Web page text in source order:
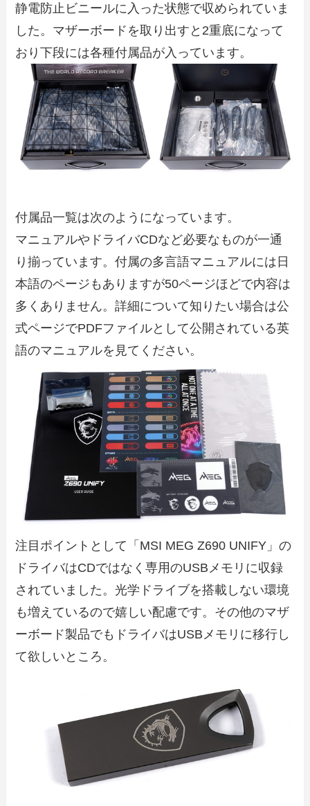
静電防止ビニールに入った状態で収められていま
した。マザーボードを取り出すと2重底になって
おり下段には各種付属品が入っています。
付属品一覧は次のようになっています。
マニュアルやドライバCDなど必要なものが一通
り揃っています。付属の多言語マニュアルには日
本語のページもありますが50ページほどで内容は
多くありません。詳細について知りたい場合は公
式ページでPDFファイルとして公開されている英
語のマニュアルを見てください。
注目ポイントとして「MSI MEG Z690 UNIFY」の
ドライバはCDではなく専用のUSBメモリに収録
されていました。光学ドライブを搭載しない環境
も増えているので嬉しい配慮です。その他のマザ
ーボード製品でもドライバはUSBメモリに移行し
て欲しいところ。